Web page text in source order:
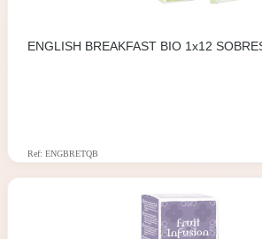
ENGLISH BREAKFAST BIO 1x12
Ref: ENGBRETQB